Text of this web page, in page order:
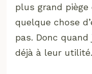
plus grand piège
quelque chose
pas. Donc quand
déjà à leur utilité.